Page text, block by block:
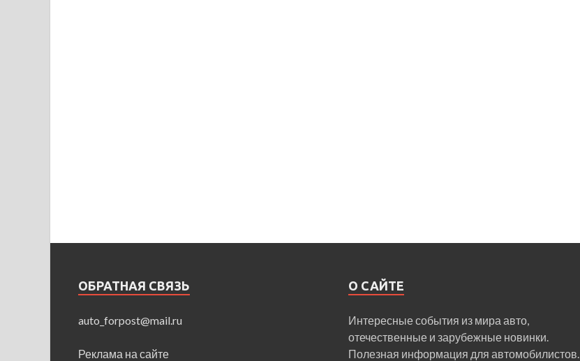
ОБРАТНАЯ СВЯЗЬ
auto_forpost@mail.ru
Реклама на сайте
О САЙТЕ
Интересные события из мира авто,
отечественные и зарубежные новинки.
Полезная информация для автомобилистов.